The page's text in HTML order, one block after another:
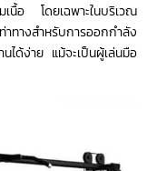
เนื้อ โดยเฉพาะในบริเวณ
ทางสำหรับการออกกำลัง
ได้ง่าย แม้จะเป็นผู้เล่นมือ